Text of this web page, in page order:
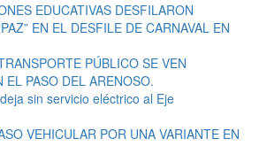
EDUCATIVAS DESFILARON
EN EL DESFILE DE CARNAVAL EN
PÚBLICO SE VEN
EL PASO DEL ARENOSO.
sin servicio eléctrico al Eje
VEHICULAR POR UNA VARIANTE EN